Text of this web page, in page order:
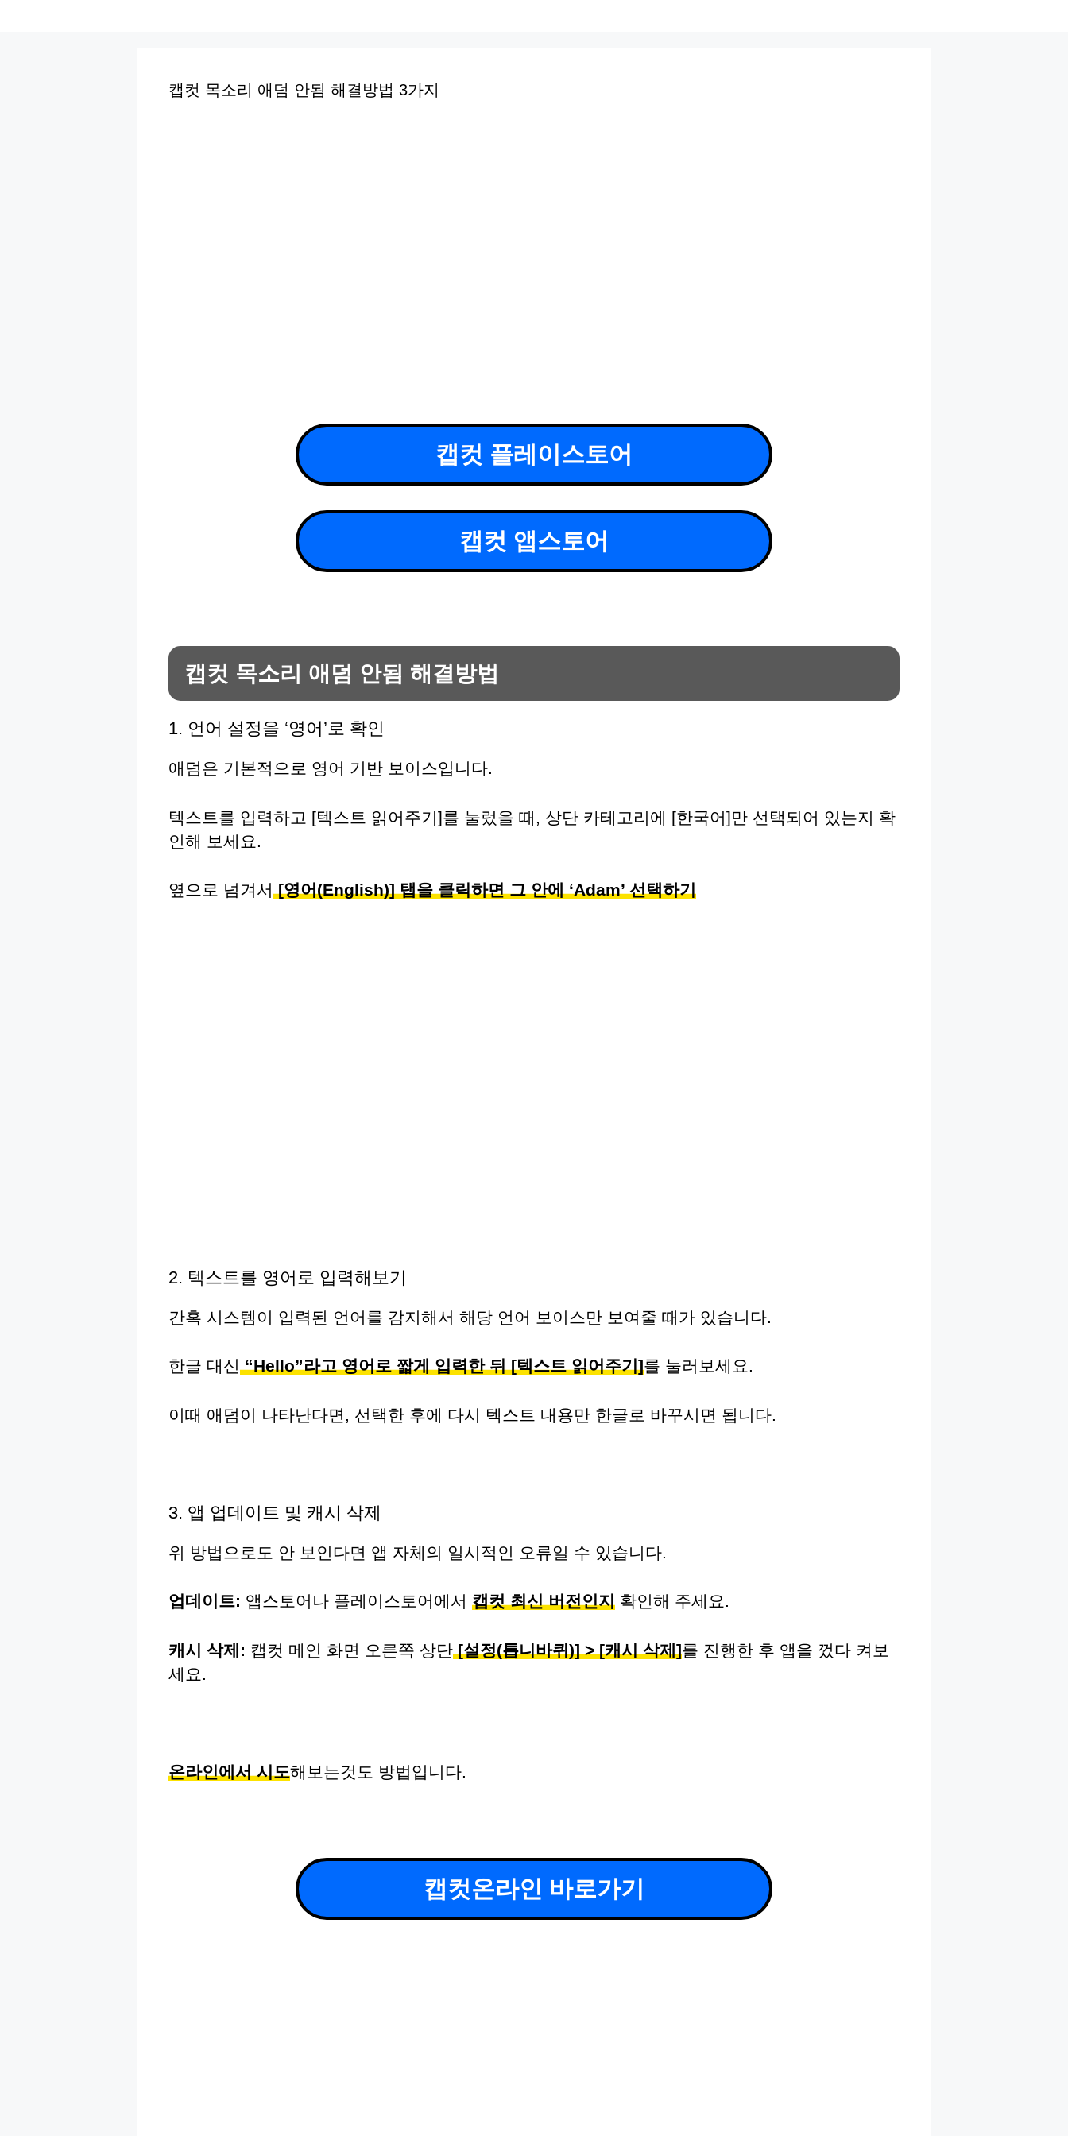
캡컷 목소리 애덤 안됨 해결방법 3가지
캡컷 플레이스토어
캡컷 앱스토어
캡컷 목소리 애덤 안됨 해결방법
1. 언어 설정을 ‘영어’로 확인
애덤은 기본적으로 영어 기반 보이스입니다.
텍스트를 입력하고 [텍스트 읽어주기]를 눌렀을 때, 상단 카테고리에 [한국어]만 선택되어 있는지 확
인해 보세요.
옆으로 넘겨서[영어(English)] 탭을 클릭하면 그 안에 ‘Adam’ 선택하기
2. 텍스트를 영어로 입력해보기
간혹 시스템이 입력된 언어를 감지해서 해당 언어 보이스만 보여줄 때가 있습니다.
한글 대신“Hello”라고 영어로 짧게 입력한 뒤 [텍스트 읽어주기]를 눌러보세요.
이때 애덤이 나타난다면, 선택한 후에 다시 텍스트 내용만 한글로 바꾸시면 됩니다.
3. 앱 업데이트 및 캐시 삭제
위 방법으로도 안 보인다면 앱 자체의 일시적인 오류일 수 있습니다.
업데이트: 앱스토어나 플레이스토어에서 캡컷 최신 버전인지 확인해 주세요.
캐시 삭제: 캡컷 메인 화면 오른쪽 상단[설정(톱니바퀴)] > [캐시 삭제]를 진행한 후 앱을 껐다 켜보
세요.
온라인에서 시도해보는것도 방법입니다.
캡컷온라인 바로가기